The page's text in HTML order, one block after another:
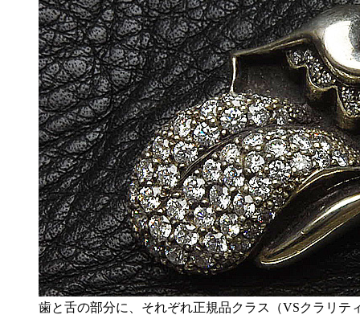
歯と舌の部分に、それぞれ正規品クラス（VSクラリテ